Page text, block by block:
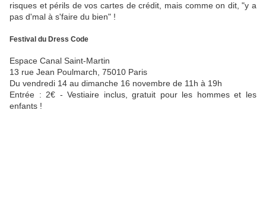
risques et périls de vos cartes de crédit, mais comme on dit, "y a
pas d'mal à s'faire du bien" !
Festival du Dress Code
Espace Canal Saint-Martin
13 rue Jean Poulmarch, 75010 Paris
Du vendredi 14 au dimanche 16 novembre de 11h à 19h
Entrée : 2€ - Vestiaire inclus, gratuit pour les hommes et les
enfants !